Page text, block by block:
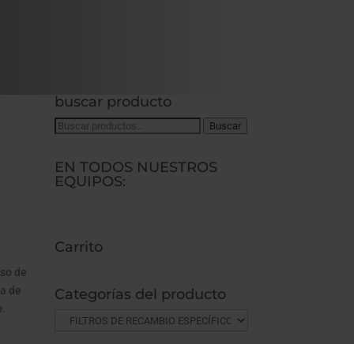
de
de
buscar producto
Buscar
Buscar
EN TODOS NUESTROS
EQUIPOS:
Carrito
Categorías del producto